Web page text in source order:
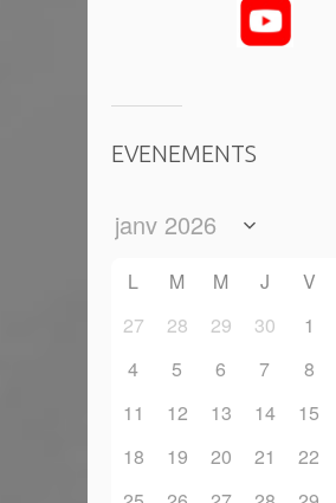
EVENEMENTS
L M M J V
27
28 29 30 1
4
5 6 7 8
11
12 13 14 15
18
19 20 21 22